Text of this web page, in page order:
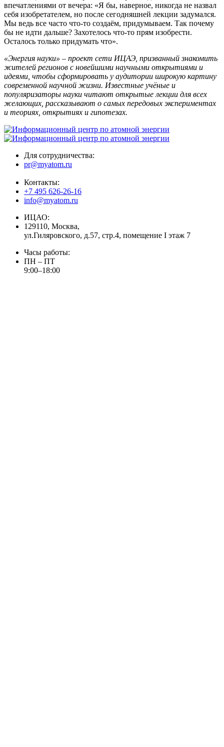
впечатлениями от вечера: «Я бы, наверное, никогда не назвал
себя изобретателем, но после сегодняшней лекции задумался.
Мы ведь все часто что-то создаём, придумываем. Так почему
бы не идти дальше? Захотелось что-то прям изобрести.
Осталось только придумать что».
«Энергия науки» – проект сети ИЦАЭ, призванный знакомить
жителей регионов с новейшими научными открытиями и
идеями, чтобы сформировать у аудитории широкую картину
современной научной жизни. Известные учёные и
популяризаторы науки читают открытые лекции для всех
желающих, рассказывают о самых передовых экспериментах
и теориях, открытиях и гипотезах.
Для сотрудничества:
pr@myatom.ru
Контакты:
+7 495 626-26-16
info@myatom.ru
ИЦАО:
129110, Москва,
ул.Гиляровского, д.57, стр.4, помещение I этаж 7
Часы работы:
ПН – ПТ
9:00–18:00